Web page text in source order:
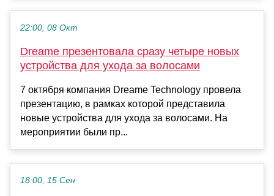
22:00, 08 Окт
Dreame презентовала сразу четыре новых
устройства для ухода за волосами
7 октября компания Dreame Technology провела
презентацию, в рамках которой представила
новые устройства для ухода за волосами. На
мероприятии были пр...
18:00, 15 Сен